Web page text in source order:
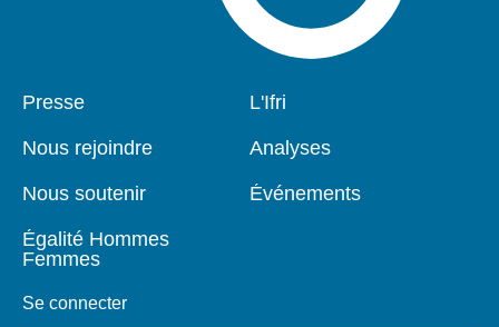
Pied
Presse
Nous rejoindre
Nous soutenir
Égalité Hommes
Femmes
Se connecter
Navigation
L'Ifri
Analyses
Événements